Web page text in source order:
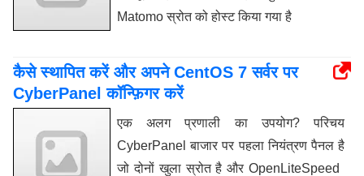
Matomo स्रोत को होस्ट किया गया है
कैसे स्थापित करें और अपने CentOS 7 सर्वर पर
CyberPanel कॉन्फ़िगर करें
एक अलग प्रणाली का उपयोग? परिचय
CyberPanel बाजार पर पहला नियंत्रण पैनल है
जो दोनों खुला स्रोत है और OpenLiteSpeed ​​